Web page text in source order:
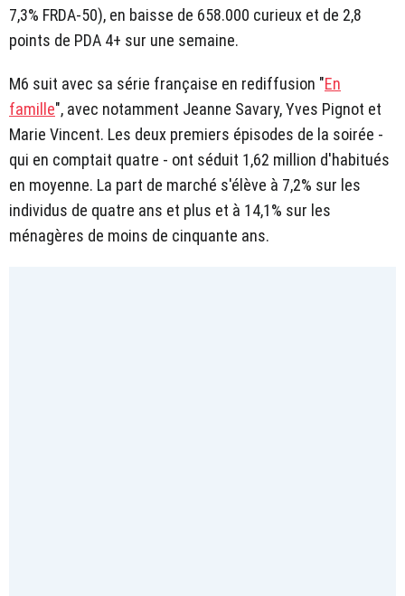
7,3% FRDA-50), en baisse de 658.000 curieux et de 2,8
points de PDA 4+ sur une semaine.
M6 suit avec sa série française en rediffusion "En
famille", avec notamment Jeanne Savary, Yves Pignot et
Marie Vincent. Les deux premiers épisodes de la soirée -
qui en comptait quatre - ont séduit 1,62 million d'habitués
en moyenne. La part de marché s'élève à 7,2% sur les
individus de quatre ans et plus et à 14,1% sur les
ménagères de moins de cinquante ans.